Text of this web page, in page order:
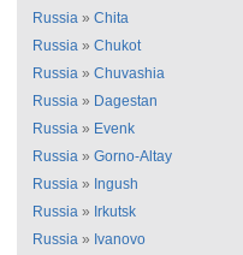
Russia » Chita
Russia » Chukot
Russia » Chuvashia
Russia » Dagestan
Russia » Evenk
Russia » Gorno-Altay
Russia » Ingush
Russia » Irkutsk
Russia » Ivanovo